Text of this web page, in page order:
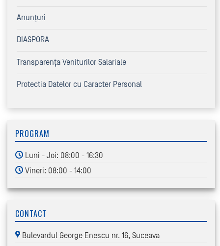
Anunțuri
DIASPORA
Transparența Veniturilor Salariale
Protectia Datelor cu Caracter Personal
PROGRAM
Luni - Joi: 08:00 - 16:30
Vineri: 08:00 - 14:00
CONTACT
Bulevardul George Enescu nr. 16, Suceava